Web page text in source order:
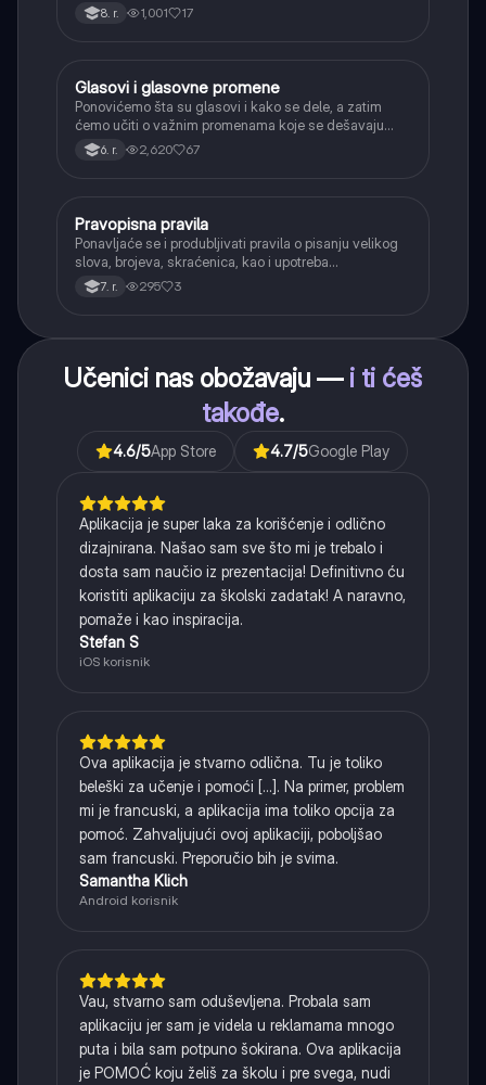
8. r. 1,001 17
Srpski jezik
Glasovi i glasovne promene
Ponovićemo šta su glasovi i kako se dele, a zatim
ćemo učiti o važnim promenama koje se dešavaju
kada se glasovi nađu jedan pored drugog u rečima
(npr. jednačenje suglasnika po zvučnosti i mestu
6. r. 2,620 67
Srpski jezik
Pravopisna pravila
Ponavljaće se i produbljivati pravila o pisanju velikog
slova, brojeva, skraćenica, kao i upotreba
interpunkcije, sa posebnim fokusom na zarez u
složenoj rečenici.
7. r. 295 3
Učenici nas obožavaju — i ti ćeš
takođe.
4.6/5App Store 4.7/5Google Play
Aplikacija je super laka za korišćenje i odlično
dizajnirana. Našao sam sve što mi je trebalo i
dosta sam naučio iz prezentacija! Definitivno ću
koristiti aplikaciju za školski zadatak! A naravno,
pomaže i kao inspiracija.
Stefan S
iOS korisnik
Ova aplikacija je stvarno odlična. Tu je toliko
beleški za učenje i pomoći [...]. Na primer, problem
mi je francuski, a aplikacija ima toliko opcija za
pomoć. Zahvaljujući ovoj aplikaciji, poboljšao
sam francuski. Preporučio bih je svima.
Samantha Klich
Android korisnik
Vau, stvarno sam oduševljena. Probala sam
aplikaciju jer sam je videla u reklamama mnogo
puta i bila sam potpuno šokirana. Ova aplikacija
je POMOĆ koju želiš za školu i pre svega, nudi